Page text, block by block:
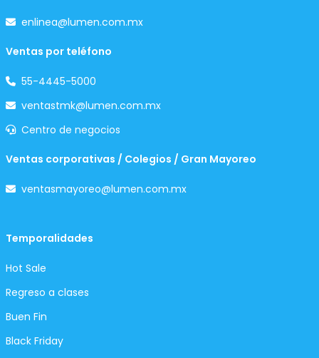
enlinea@lumen.com.mx
Ventas por teléfono
55-4445-5000
ventastmk@lumen.com.mx
Centro de negocios
Ventas corporativas / Colegios / Gran Mayoreo
ventasmayoreo@lumen.com.mx
Temporalidades
Hot Sale
Regreso a clases
Buen Fin
Black Friday